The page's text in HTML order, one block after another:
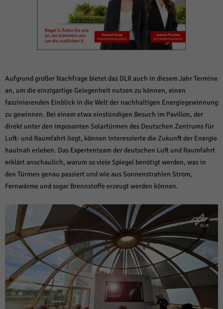
Aufgrund großer Nachfrage bietet das DLR auch in diesem Jahr Termine
an, um die einzigartige Gelegenheit nutzen zu können, einen
faszinierenden Einblick in die Welt der nachhaltigen Energiegewinnung
zu gewinnen. Bei einem etwa einstündigen Besuch im Pavillon, der
direkt unter den imposanten Solartürmen des Deutschen Zentrums für
Luft- und Raumfahrt liegt, können Interessierte die Zukunft der Energie
hautnah erleben. Das Expertenteam der deutschen Luft und Raumfahrt
erklärt anschaulich, warum so viele Spiegel benötigt werden, was in
den Türmen genau passiert und wie aus Sonnenstrahlen Strom,
Fernwärme und sogar Brennstoffe erzeugt werden können.
Alle akzeptieren Speichern und weiter
Zurück
Essenzielle Cookies ermöglichen grundlegende Funktionen und sind für die
einwandfreie Funktion der Website erforderlich.
Statistiken (1)
Statistik Cookies erfassen Informationen anonym. Diese Informationen helfen
uns zu verstehen, wie unsere Besucher unsere Website nutzen.
Cookie-Informationen anzeigen
Marketing (1)
Marketing-Cookies werden von Drittanbietern oder Publishern verwendet,
um personalisierte Werbung anzuzeigen. Sie tun dies, indem sie Besucher
über Websites hinweg verfolgen.
Cookie-Informationen anzeigen
Externe Medien (6)
Inhalte von Videoplattformen und Social-Media-Plattformen werden
standardmäßig blockiert. Wenn Cookies von externen Medien akzeptiert
werden, bedarf der Zugriff auf diese Inhalte keiner manuellen Einwilligung
mehr.